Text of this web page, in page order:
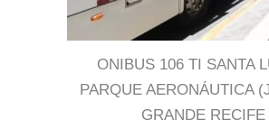
ONIBUS 106 TI SANTA
PARQUE AERONÁUTICA
GRANDE RECIFE